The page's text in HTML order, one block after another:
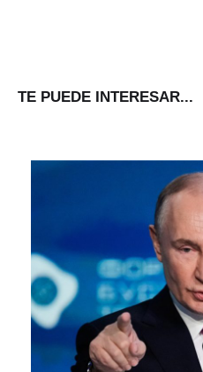
TE PUEDE INTERESAR...